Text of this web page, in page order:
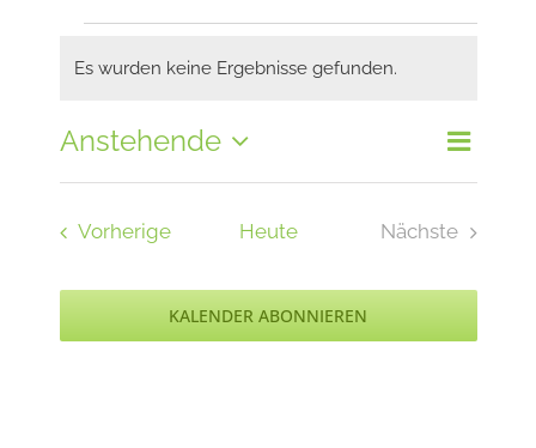
Veranstaltungen
Es wurden keine Ergebnisse gefunden.
Liste
Anstehende
Datum
VorherigeVeranstaltungen
Heute
Nächste
KALENDER ABONNIEREN